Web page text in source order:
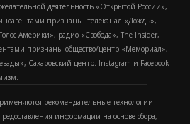
деятельность «Открытой России»,
признаны: телеканал «Дождь»,
Америки», радио «Свобода», The Insider,
признаны общество/центр «Мемориал»,
Сахаровский центр. Instagram и Facebook
рекомендательные технологии
информации на основе сбора,